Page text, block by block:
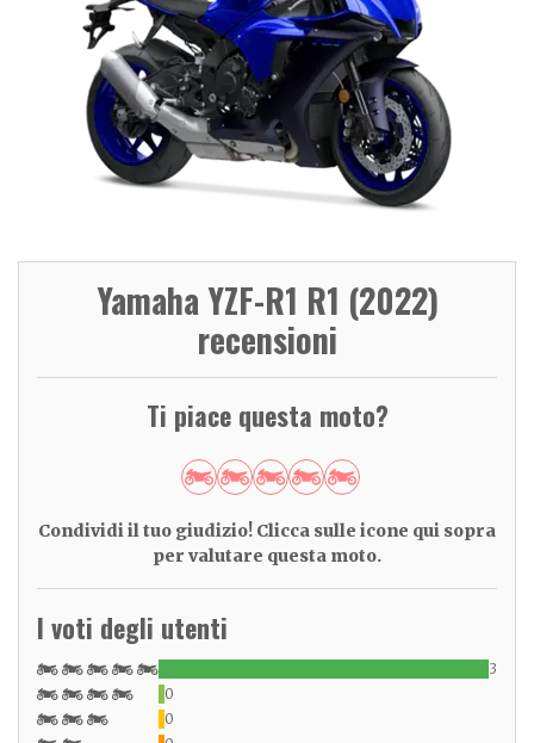
Yamaha YZF-R1 R1 (2022)
recensioni
Ti piace questa moto?
Condividi il tuo giudizio! Clicca sulle icone qui sopra
per valutare questa moto.
I voti degli utenti
3
0
0